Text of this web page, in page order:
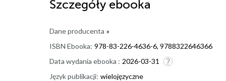
Szczegóły ebooka
Dane producenta »
ISBN Ebooka: 978-83-226-4636-6, 9788322646366
Data wydania ebooka : 2026-03-31
Język publikacji: wielojęzyczne